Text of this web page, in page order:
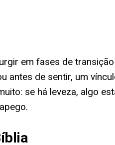
em fases de
antes de sentir, um
se há leveza, algo